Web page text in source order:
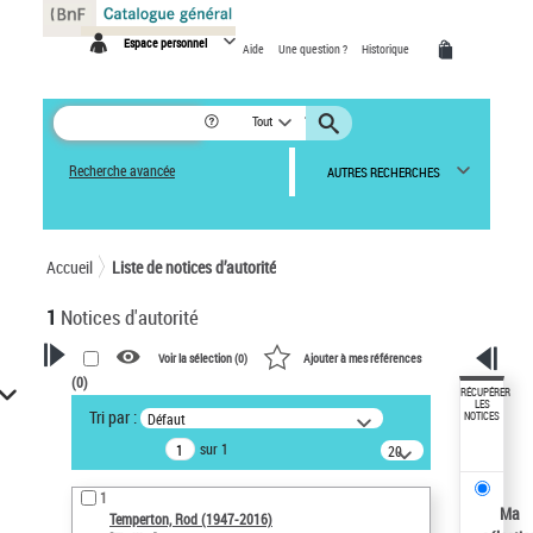
Espace personnel Aide Une question ? Historique
Tout
Recherche avancée AUTRES RECHERCHES
Accueil Liste de notices d’autorité
1 Notices d'autorité
VOTRE RECHERCHE
Recherche avancée dans les
notices d’autorité
Œuvres liées à l'auteur :
Temperton, Rod (1947-2016)
Voir la sélection (0) Ajouter à mes références
(0)
Tri par : Défaut
sur 1
20
résultats/page
1
Temperton, Rod (1947-2016)
RÉCUPÉRER
LES
NOTICES
Ma
Panneau de gestion des cookies